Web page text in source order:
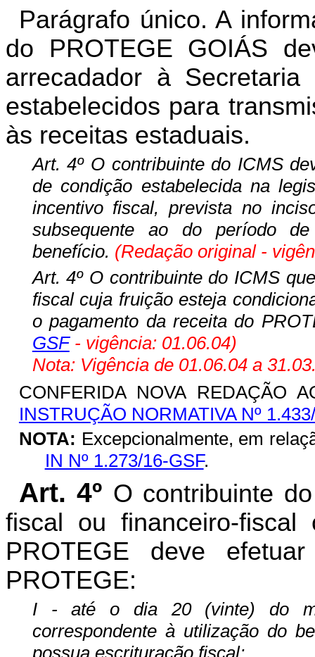
Parágrafo único. A
do PROTEGE GOIÁS
arrecadador à
estabelecidos para
às receitas estaduais.
Art. 4º O contribuinte do ICMS
de condição estabelecida na
incentivo fiscal, prevista no
subsequente ao do período
benefício. (Redação original -
Art. 4º O contribuinte do ICMS
fiscal cuja fruição esteja
o pagamento da receita do
GSF- vigência: 01.06.04)
Nota: Vigência de 01.06.04 a
CONFERIDA NOVA REDAÇÃO
INSTRUÇÃO NORMATIVA Nº
NOTA: Excepcionalmente, em
IN Nº 1.273/16-GSF.
Art. 4º O contribuinte
fiscal ou financeiro-fiscal
PROTEGE deve
PROTEGE:
I - até o dia 20 (vinte) do
correspondente à utilização do
possua escrituração fiscal;